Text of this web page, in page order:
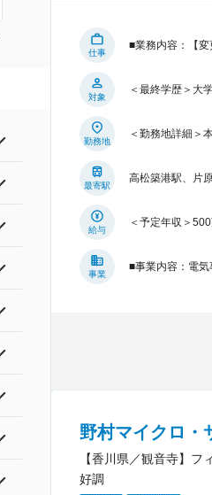
仕事
■業務内容：【
対象
＜最終学歴＞大
勤務地
＜勤務地詳細＞
最寄駅
高松築港駅、片
給与
＜予定年収＞
事業
■事業内容：電気
野村マイクロ・
【香川県／観音寺】
好調